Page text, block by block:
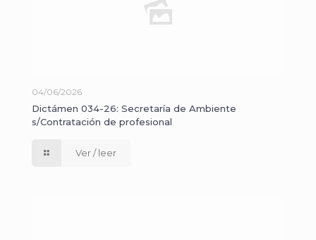
04/06/2026
Dictámen 034-26: Secretaría de Ambiente
s/Contratación de profesional
Ver / leer